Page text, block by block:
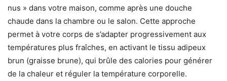
nus » dans votre maison, comme après une douche
chaude dans la chambre ou le salon. Cette approche
permet à votre corps de s’adapter progressivement aux
températures plus fraîches, en activant le tissu adipeux
brun (graisse brune), qui brûle des calories pour générer
de la chaleur et réguler la température corporelle.